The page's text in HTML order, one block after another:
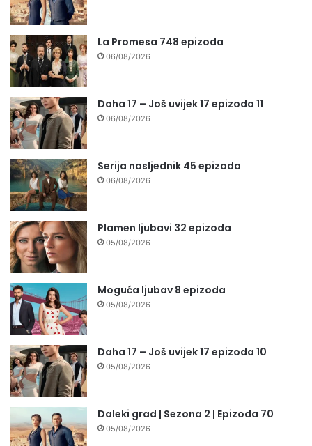
La Promesa 748 epizoda
06/08/2026
Daha 17 – Još uvijek 17 epizoda 11
06/08/2026
Serija nasljednik 45 epizoda
06/08/2026
Plamen ljubavi 32 epizoda
05/08/2026
Moguća ljubav 8 epizoda
05/08/2026
Daha 17 – Još uvijek 17 epizoda 10
05/08/2026
Daleki grad | Sezona 2 | Epizoda 70
05/08/2026